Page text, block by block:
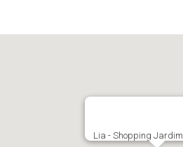
Lia - Shopping